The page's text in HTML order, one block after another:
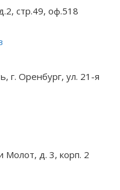
стр.49, оф.518
г. Оренбург, ул. 21-я
Молот, д. 3, корп. 2